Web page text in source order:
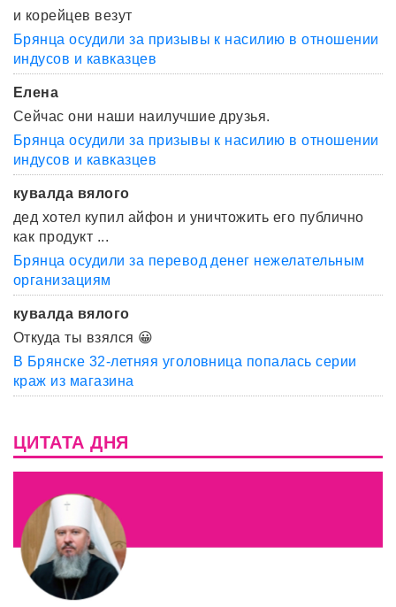
и корейцев везут
Брянца осудили за призывы к насилию в отношении
индусов и кавказцев
Елена
Сейчас они наши наилучшие друзья.
Брянца осудили за призывы к насилию в отношении
индусов и кавказцев
кувалда вялого
дед хотел купил айфон и уничтожить его публично
как продукт ...
Брянца осудили за перевод денег нежелательным
организациям
кувалда вялого
Откуда ты взялся 😀
В Брянске 32-летняя уголовница попалась серии
краж из магазина
ЦИТАТА ДНЯ